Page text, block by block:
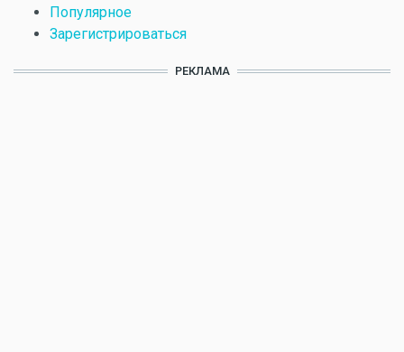
Популярное
Зарегистрироваться
РЕКЛАМА